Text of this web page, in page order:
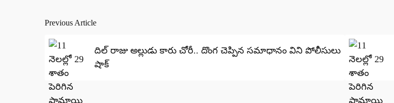
Post
navigation
Previous Article
దిల్ రాజు అల్లుడు కారు చోరీ.. దొంగ చెప్పిన సమాధానం విని పోలీసులు
షాక్